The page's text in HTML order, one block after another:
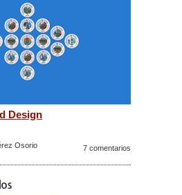
Design
Osorio
7 comentarios